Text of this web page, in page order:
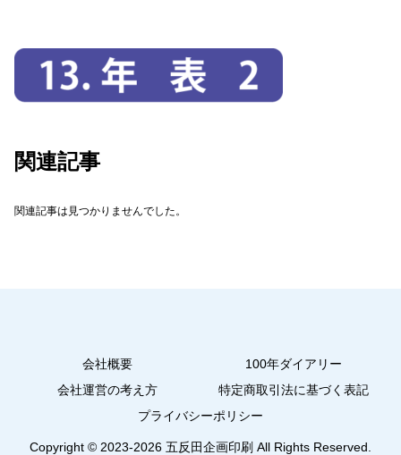
関連記事
関連記事は見つかりませんでした。
会社概要
100年ダイアリー
会社運営の考え方
特定商取引法に基づく表記
プライバシーポリシー
Copyright © 2023-2026 五反田企画印刷 All Rights Reserved.